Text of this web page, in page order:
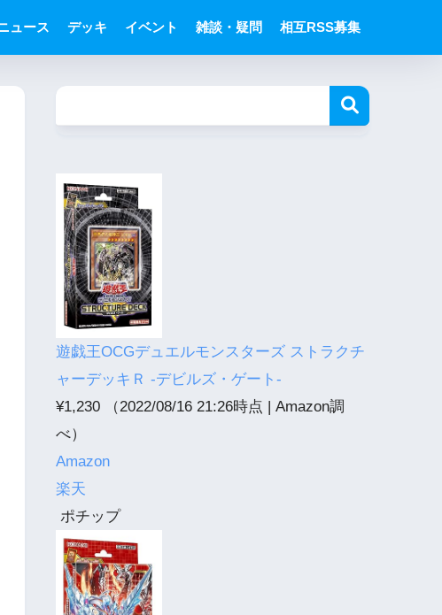
ュース デッキ イベント 雑談・疑問 相互RSS募集
遊戯王OCGデュエルモンスターズ ストラクチ
ャーデッキＲ -デビルズ・ゲート-
¥1,230
（2022/08/16 21:26時点 | Amazon調
べ）
Amazon
楽天
ポチップ